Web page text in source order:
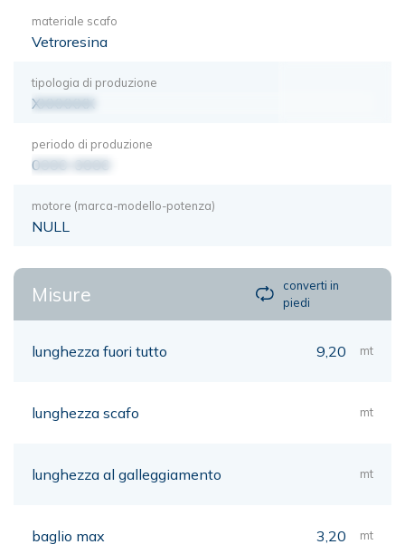
materiale scafo
Vetroresina
tipologia di produzione
XXXXXXX
periodo di produzione
0000-0000
motore (marca-modello-potenza)
NULL
Misure
converti in
piedi
lunghezza fuori tutto 9,20 mt
lunghezza scafo mt
lunghezza al galleggiamento mt
baglio max 3,20 mt